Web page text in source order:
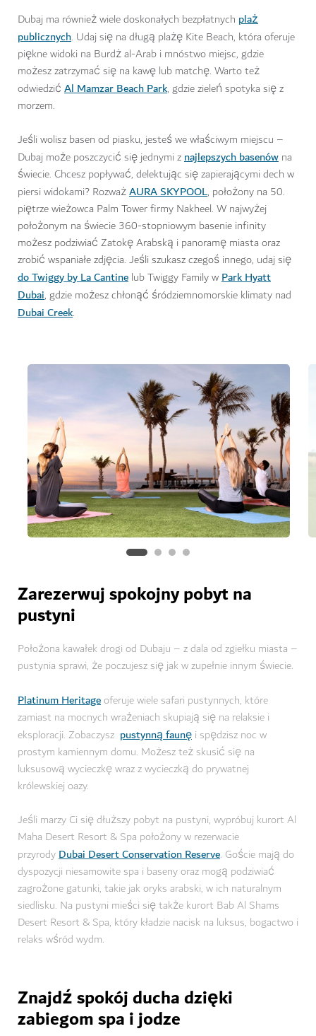
Dubaj ma również wiele doskonałych bezpłatnych plaż
publicznych. Udaj się na długą plażę Kite Beach, która oferuje
piękne widoki na Burdż al-Arab i mnóstwo miejsc, gdzie
możesz zatrzymać się na kawę lub matchę. Warto też
odwiedzić Al Mamzar Beach Park, gdzie zieleń spotyka się z
morzem.
Jeśli wolisz basen od piasku, jesteś we właściwym miejscu –
Dubaj może poszczycić się jednymi znajlepszych basenów na
świecie. Chcesz popływać, delektując się zapierającymi dech w
piersi widokami? RozważAURA SKYPOOL, położony na 50.
piętrze wieżowca Palm Tower firmy Nakheel. W najwyżej
położonym na świecie 360-stopniowym basenie infinity
możesz podziwiać Zatokę Arabską i panoramę miasta oraz
zrobić wspaniałe zdjęcia. Jeśli szukasz czegoś innego, udaj się
do Twiggy by La Cantine lub Twiggy Family wPark Hyatt
Dubai, gdzie możesz chłonąć śródziemnomorskie klimaty nad
Dubai Creek.
Zarezerwuj spokojny pobyt na
pustyni
Położona kawałek drogi od Dubaju – z dala od zgiełku miasta –
pustynia sprawi, że poczujesz się jak w zupełnie innym świecie.
Platinum Heritageoferuje wiele safari pustynnych, które
zamiast na mocnych wrażeniach skupiają się na relaksie i
eksploracji. Zobaczysz pustynną faunę i spędzisz noc w
prostym kamiennym domu. Możesz też skusić się na
luksusową wycieczkę wraz z wycieczką do prywatnej
królewskiej oazy.
Jeśli marzy Ci się dłuższy pobyt na pustyni, wypróbuj kurort Al
Maha Desert Resort & Spa położony w rezerwacie
przyrodyDubai Desert Conservation Reserve. Goście mają do
dyspozycji niesamowite spa i baseny oraz mogą podziwiać
zagrożone gatunki, takie jak oryks arabski, w ich naturalnym
siedlisku. Na pustyni mieści się także kurort Bab Al Shams
Desert Resort & Spa, który kładzie nacisk na luksus, bogactwo i
relaks wśród wydm.
Znajdź spokój ducha dzięki
zabiegom spa i jodze